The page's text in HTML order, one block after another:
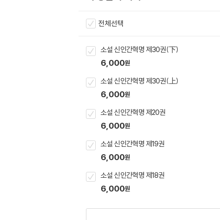
전체선택
소설 신인간혁명 제30권(下)
6,000원
소설 신인간혁명 제30권(上)
6,000원
소설 신인간혁명 제20권
6,000원
소설 신인간혁명 제19권
6,000원
소설 신인간혁명 제18권
6,000원